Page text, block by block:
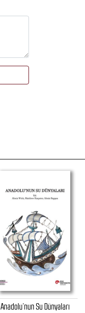
Anadolu’nun Su Dünyaları